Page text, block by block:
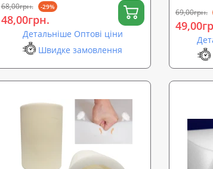
68,00грн. -29%
48,00грн.
Детальніше Оптові ціни
Швидке замовлення
69,00грн.